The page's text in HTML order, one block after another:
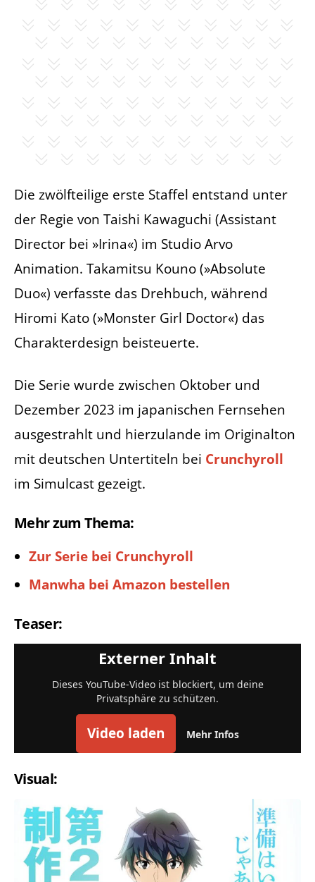
Die zwölfteilige erste Staffel entstand unter
der Regie von Taishi Kawaguchi (Assistant
Director bei »Irina«) im Studio Arvo
Animation. Takamitsu Kouno (»Absolute
Duo«) verfasste das Drehbuch, während
Hiromi Kato (»Monster Girl Doctor«) das
Charakterdesign beisteuerte.
Die Serie wurde zwischen Oktober und
Dezember 2023 im japanischen Fernsehen
ausgestrahlt und hierzulande im Originalton
mit deutschen Untertiteln bei Crunchyroll
im Simulcast gezeigt.
Mehr zum Thema:
Zur Serie bei Crunchyroll
Manwha bei Amazon bestellen
Teaser:
Externer Inhalt
Dieses YouTube-Video ist blockiert, um deine
Privatsphäre zu schützen.
Video laden Mehr Infos
Visual: